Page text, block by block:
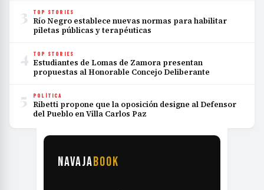
3 TOP STORIES
Río Negro establece nuevas normas para habilitar
piletas públicas y terapéuticas
4 TOP STORIES
Estudiantes de Lomas de Zamora presentan
propuestas al Honorable Concejo Deliberante
5 POLÍTICA
Ribetti propone que la oposición designe al Defensor
del Pueblo en Villa Carlos Paz
NAVAJABOOK